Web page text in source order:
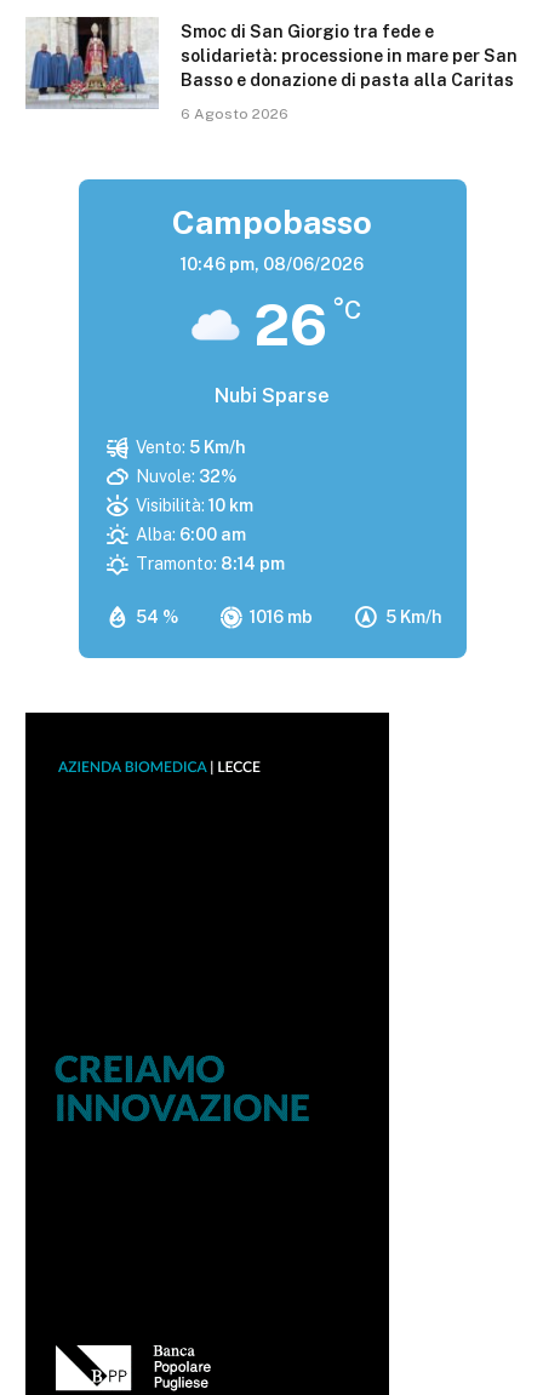
Smoc di San Giorgio tra fede e
solidarietà: processione in mare per San
Basso e donazione di pasta alla Caritas
6 Agosto 2026
Campobasso
10:46 pm, 08/06/2026
26 °C
Nubi Sparse
54 % 1016 mb 5 Km/h
Vento: 5 Km/h
Nuvole: 32%
Visibilità: 10 km
Alba: 6:00 am
Tramonto: 8:14 pm